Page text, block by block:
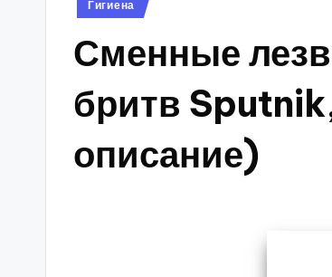
Гигиена
Сменные
бритв
описание)